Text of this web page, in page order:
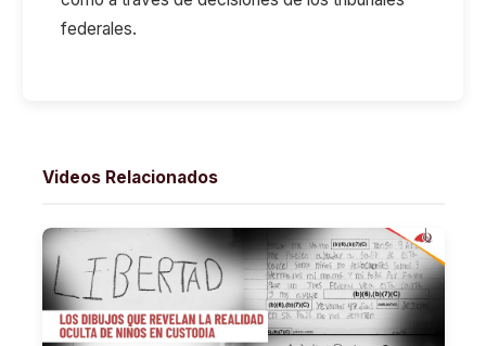
federales.
Videos Relacionados